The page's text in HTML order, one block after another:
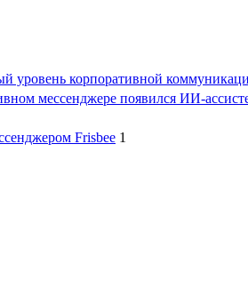
уровень корпоративной
мессенджере появился ИИ-
Frisbee 1